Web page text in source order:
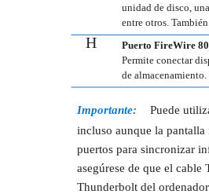
unidad de disco,
entre otros.
H
Puerto FireWire
Permite conectar
de
Importante:
Puede
incluso aunque la pantalla
puertos para sincronizar
asegúrese de que el
Thunderbolt del